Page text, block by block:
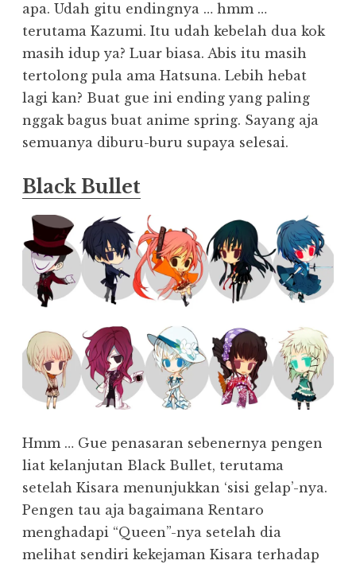
apa. Udah gitu endingnya … hmm …
terutama Kazumi. Itu udah kebelah dua kok
masih idup ya? Luar biasa. Abis itu masih
tertolong pula ama Hatsuna. Lebih hebat
lagi kan? Buat gue ini ending yang paling
nggak bagus buat anime spring. Sayang aja
semuanya diburu-buru supaya selesai.
Black Bullet
Hmm … Gue penasaran sebenernya pengen
liat kelanjutan Black Bullet, terutama
setelah Kisara menunjukkan ‘sisi gelap’-nya.
Pengen tau aja bagaimana Rentaro
menghadapi “Queen”-nya setelah dia
melihat sendiri kekejaman Kisara terhadap